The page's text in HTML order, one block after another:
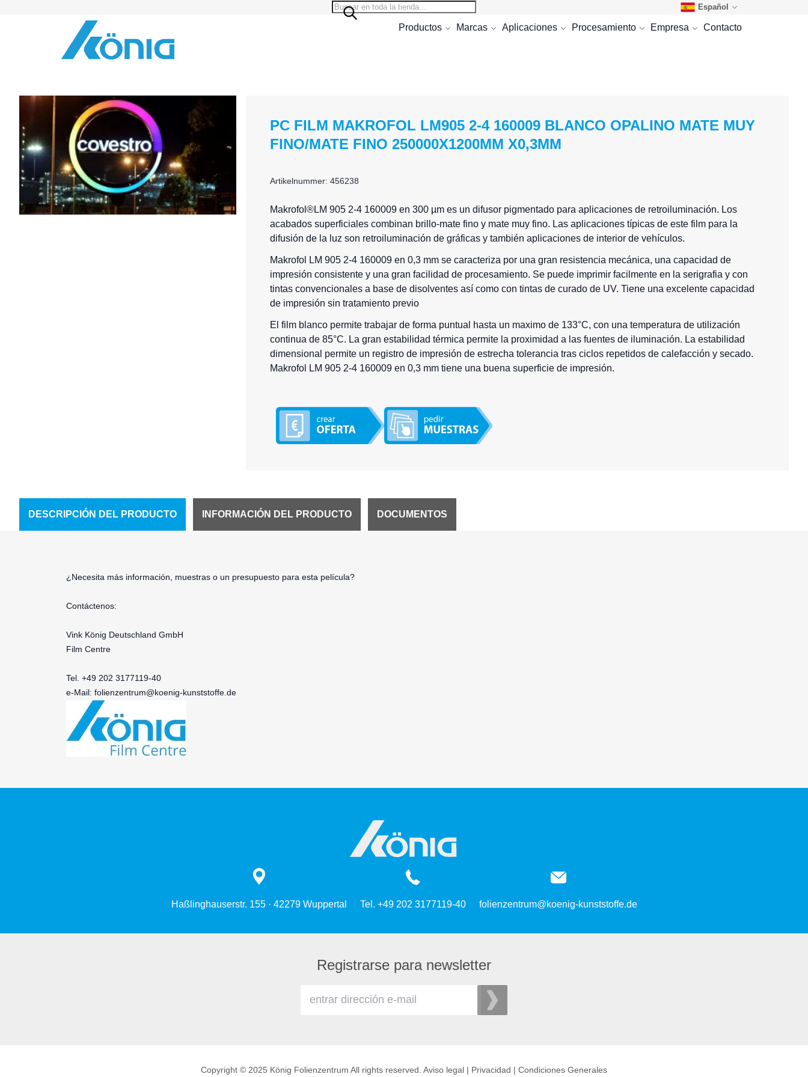
Search
Search
Español
Productos Marcas Aplicaciones Procesamiento Empresa Contacto
PC FILM MAKROFOL LM905 2-4 160009 BLANCO OPALINO MATE MUY
FINO/MATE FINO 250000X1200MM X0,3MM
Artikelnummer: 456238
Makrofol®LM 905 2-4 160009 en 300 µm es un difusor pigmentado para aplicaciones de retroiluminación. Los
acabados superficiales combinan brillo-mate fino y mate muy fino. Las aplicaciones típicas de este film para la
difusión de la luz son retroiluminación de gráficas y también aplicaciones de interior de vehículos.
Makrofol LM 905 2-4 160009 en 0,3 mm se caracteriza por una gran resistencia mecánica, una capacidad de
impresión consistente y una gran facilidad de procesamiento. Se puede imprimir facilmente en la serigrafia y con
tintas convencionales a base de disolventes así como con tintas de curado de UV. Tiene una excelente capacidad
de impresión sin tratamiento previo
El film blanco permite trabajar de forma puntual hasta un maximo de 133°C, con una temperatura de utilización
continua de 85°C. La gran estabilidad térmica permite la proximidad a las fuentes de iluminación. La estabilidad
dimensional permite un registro de impresión de estrecha tolerancia tras ciclos repetidos de calefacción y secado.
Makrofol LM 905 2-4 160009 en 0,3 mm tiene una buena superficie de impresión.
DESCRIPCIÓN DEL PRODUCTO
¿Necesita más información, muestras o un presupuesto para esta película?
Contáctenos:
Vink König Deutschland GmbH
Film Centre
Tel. +49 202 3177119-40
e-Mail: folienzentrum@koenig-kunststoffe.de
INFORMACIÓN DEL PRODUCTO DOCUMENTOS
Haßlinghauserstr. 155 · 42279 Wuppertal Tel. +49 202 3177119-40 folienzentrum@koenig-kunststoffe.de
Registrarse para newsletter
Copyright © 2025 König Folienzentrum All rights reserved. Aviso legal Privacidad Condiciones Generales